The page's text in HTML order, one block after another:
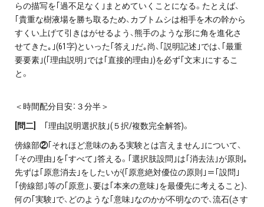
らの描写を｢過不足なく｣まとめていくことになる。たとえば、
｢貴重な樹液場を勝ち取るため、カブトムシは相手を木の幹から
すくい上げて引きはがせるよう、熊手のような形に角を進化さ
せてきた｡｣(61字)といった｢答え｣だ｡尚、｢説明記述｣では、｢最重
要要素｣(｢理由説明｣では｢直接的理由｣)を必ず｢文末｣にするこ
と。
＜時間配分目安：３分半＞
問二 ｢理由説明選択肢｣(５択/複数完全解答)。
傍線部②｢それほど意味のある実験とは言えません｣について、
｢その理由｣を｢すべて｣答える。｢選択肢設問｣は｢消去法｣が原則｡
先ずは｢原意消去｣をしたいが(｢原意絶対優位の原則｣＝｢設問｣
｢傍線部｣等の｢原意｣、要は｢本来の意味｣を最優先に考えること)、
何の｢実験｣で、どのような｢意味｣なのかが不明なので、流石(さす